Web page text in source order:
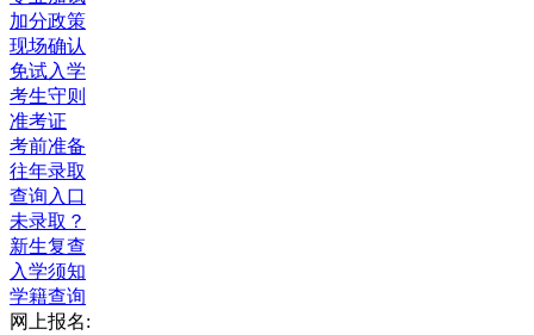
加分政策
现场确认
免试入学
考生守则
准考证
考前准备
往年录取
查询入口
未录取？
新生复查
入学须知
学籍查询
网上报名: